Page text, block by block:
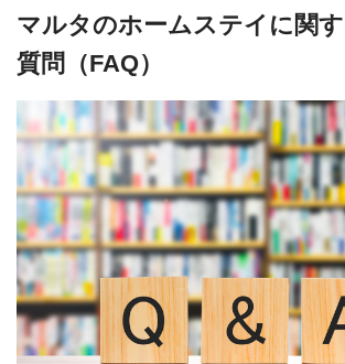
マルタのホームステイに関
質問（FAQ）